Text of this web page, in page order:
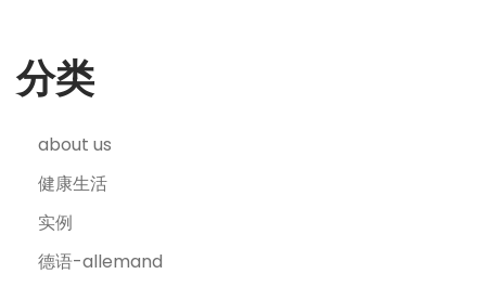
分类
about us
健康生活
实例
德语-allemand